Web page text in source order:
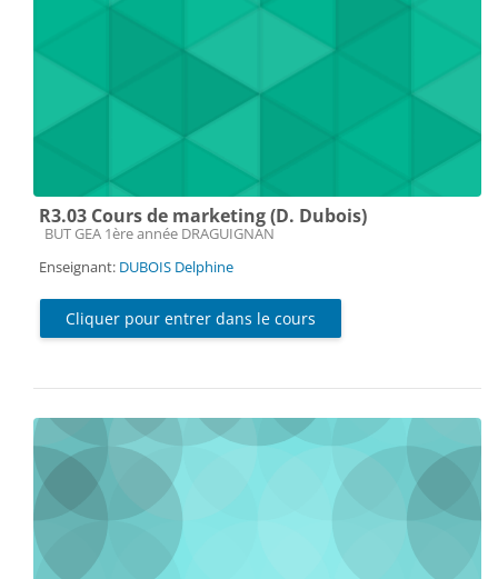
R3.03 Cours de marketing (D. Dubois)
Catégorie de cours
BUT GEA 1ère année DRAGUIGNAN
Enseignant: DUBOIS Delphine
Cliquer pour entrer dans le cours